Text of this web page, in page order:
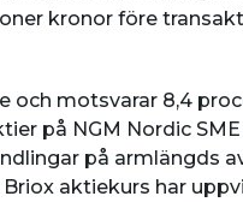
kronor före
och motsvarar 8,4
på NGM Nordic SME
på armlängds
aktiekurs har